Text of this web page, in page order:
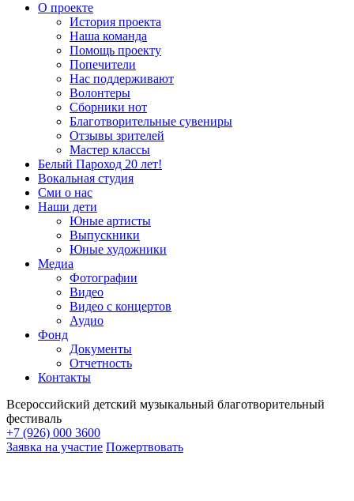
О проекте
История проекта
Наша команда
Помощь проекту
Попечители
Нас поддерживают
Волонтеры
Сборники нот
Благотворительные сувениры
Отзывы зрителей
Мастер классы
Белый Пароход 20 лет!
Вокальная студия
Сми о нас
Наши дети
Юные артисты
Выпускники
Юные художники
Медиа
Фотографии
Видео
Видео с концертов
Аудио
Фонд
Документы
Отчетность
Контакты
Всероссийский детский музыкальный благотворительный
фестиваль
+7 (926) 000 3600
Заявка на участие Пожертвовать